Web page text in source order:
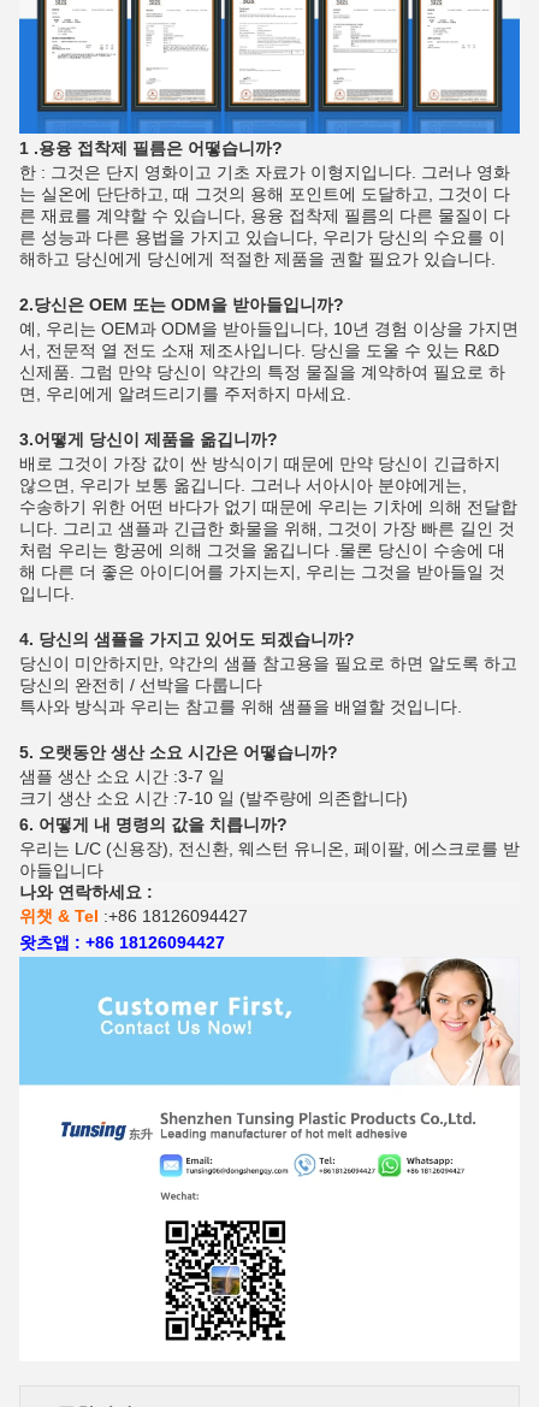
1 .용융 접착제 필름은 어떻습니까?
한 : 그것은 단지 영화이고 기초 자료가 이형지입니다. 그러나 영화
는 실온에 단단하고, 때 그것의 용해 포인트에 도달하고, 그것이 다
른 재료를 계약할 수 있습니다, 용융 접착제 필름의 다른 물질이 다
른 성능과 다른 용법을 가지고 있습니다, 우리가 당신의 수요를 이
해하고 당신에게 당신에게 적절한 제품을 권할 필요가 있습니다.
2.당신은 OEM 또는 ODM을 받아들입니까?
예, 우리는 OEM과 ODM을 받아들입니다, 10년 경험 이상을 가지면
서, 전문적 열 전도 소재 제조사입니다. 당신을 도울 수 있는 R&D
신제품. 그럼 만약 당신이 약간의 특정 물질을 계약하여 필요로 하
면, 우리에게 알려드리기를 주저하지 마세요.
3.어떻게 당신이 제품을 옮깁니까?
배로 그것이 가장 값이 싼 방식이기 때문에 만약 당신이 긴급하지
않으면, 우리가 보통 옮깁니다. 그러나 서아시아 분야에게는,
수송하기 위한 어떤 바다가 없기 때문에 우리는 기차에 의해 전달합
니다. 그리고 샘플과 긴급한 화물을 위해, 그것이 가장 빠른 길인 것
처럼 우리는 항공에 의해 그것을 옮깁니다 .물론 당신이 수송에 대
해 다른 더 좋은 아이디어를 가지는지, 우리는 그것을 받아들일 것
입니다.
4. 당신의 샘플을 가지고 있어도 되겠습니까?
당신이 미안하지만, 약간의 샘플 참고용을 필요로 하면 알도록 하고
당신의 완전히 / 선박을 다룹니다
특사와 방식과 우리는 참고를 위해 샘플을 배열할 것입니다.
5. 오랫동안 생산 소요 시간은 어떻습니까?
샘플 생산 소요 시간 :3-7 일
크기 생산 소요 시간 :7-10 일 (발주량에 의존합니다)
6. 어떻게 내 명령의 값을 치릅니까?
우리는 L/C (신용장), 전신환, 웨스턴 유니온, 페이팔, 에스크로를 받
아들입니다
나와 연락하세요 :
위챗 & Tel :+86 18126094427
왓츠앱 : +86 18126094427